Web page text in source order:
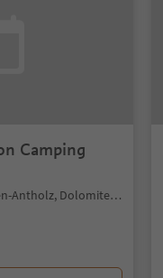
Camping
Antholz-Obertal, Rasen-Antholz, Dolomitenregion Kronplatz